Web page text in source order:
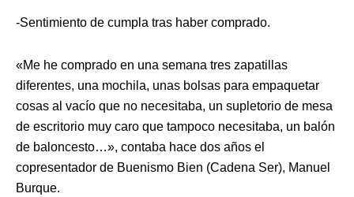
-Sentimiento de cumpla tras haber comprado.
«Me he comprado en una semana tres zapatillas
diferentes, una mochila, unas bolsas para empaquetar
cosas al vacío que no necesitaba, un supletorio de mesa
de escritorio muy caro que tampoco necesitaba, un balón
de baloncesto…», contaba hace dos años el
copresentador de Buenismo Bien (Cadena Ser), Manuel
Burque.